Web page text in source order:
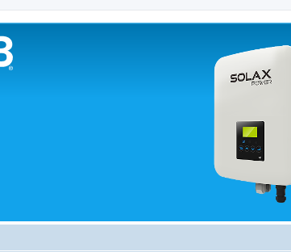
sobre inversores solares Solax y temas relacionados.